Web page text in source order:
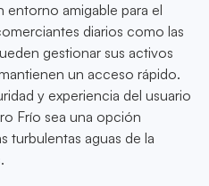
entorno amigable para el
diarios como las
gestionar sus activos
un acceso rápido.
y experiencia del usuario
Frío sea una opción
turbulentas aguas de la